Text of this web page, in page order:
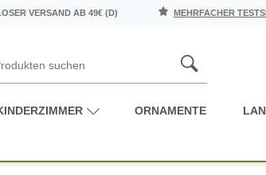
VERSAND AB 49€ (D) MEHRFACHER
ORNAMENTE